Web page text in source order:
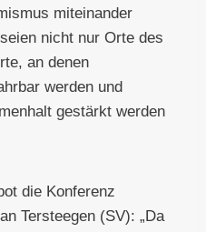
miteinander
nicht nur Orte des
an denen
werden und
gestärkt werden
die Konferenz
Tersteegen (SV): „Da